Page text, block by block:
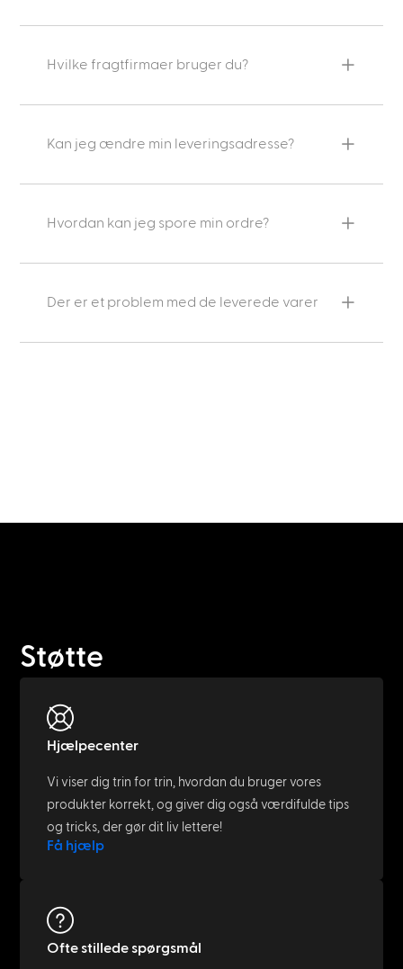
Hvilke fragtfirmaer bruger du?
Kan jeg ændre min leveringsadresse?
Hvordan kan jeg spore min ordre?
Der er et problem med de leverede varer
Støtte
Hjælpecenter
Vi viser dig trin for trin, hvordan du bruger vores
produkter korrekt, og giver dig også værdifulde tips
og tricks, der gør dit liv lettere!
Få hjælp
Ofte stillede spørgsmål